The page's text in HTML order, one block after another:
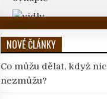
NOVÉ ČLÁNKY
Co můžu dělat, když nic
nezmůžu?